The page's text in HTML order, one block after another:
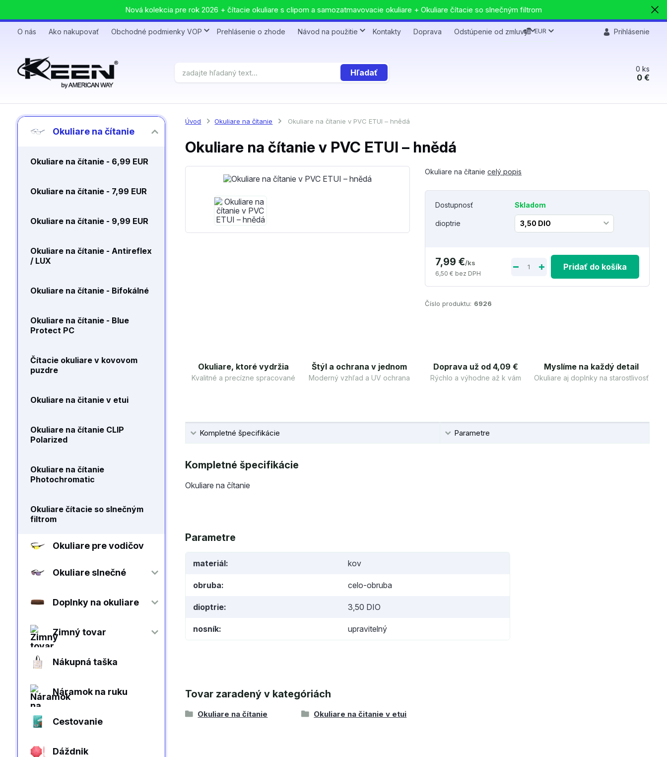
Nová kolekcia pre rok 2026 + čítacie okuliare s clipom a samozatmavovacie okuliare + Okuliare čítacie so slnečným filtrom
O nás Ako nakupovať Obchodné podmienky VOP Prehlásenie o zhode Návod na použitie Kontakty Doprava Odstúpenie od zmluvy EUR Prihlásenie
Hľadať 0 ks
0 €
Okuliare na čítanie
Okuliare na čítanie - 6,99 EUR
Okuliare na čítanie - 7,99 EUR
Okuliare na čítanie - 9,99 EUR
Okuliare na čítanie - Antireflex
/ LUX
Okuliare na čítanie - Bifokálné
Okuliare na čítanie - Blue
Protect PC
Čítacie okuliare v kovovom
puzdre
Okuliare na čitanie v etui
Okuliare na čítanie CLIP
Polarized
Okuliare na čítanie
Photochromatic
Okuliare čítacie so slnečným
filtrom
Okuliare pre vodičov
Okuliare slnečné
Doplnky na okuliare
Zimný tovar
Nákupná taška
Náramok na ruku
Cestovanie
Dáždnik
Úvod Okuliare na čítanie Okuliare na čítanie v PVC ETUI – hnědá
Okuliare na čítanie v PVC ETUI – hnědá
Okuliare na čítaniecelý popis
Dostupnosť Skladom
dioptrie
7,99 €/ks
6,50 € bez DPH
Pridať do košíka
Číslo produktu: 6926
Okuliare, ktoré vydržia
Kvalitné a precízne spracované
Štýl a ochrana v jednom
Moderný vzhľad a UV ochrana
Doprava už od 4,09 €
Rýchlo a výhodne až k vám
Myslíme na každý detail
Okuliare aj doplnky na starostlivosť
Kompletné špecifikácie Parametre
Kompletné špecifikácie
Okuliare na čítanie
Parametre
materiál kov
obruba celo-obruba
dioptrie 3,50 DIO
nosník upravitelný
Tovar zaradený v kategóriách
Okuliare na čítanie Okuliare na čitanie v etui